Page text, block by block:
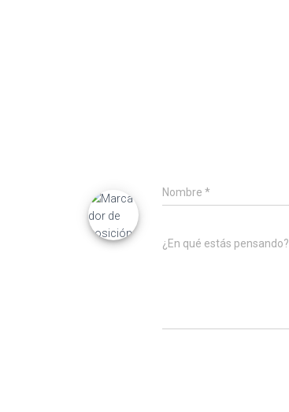
Nombre *
¿En qué estás pensando?